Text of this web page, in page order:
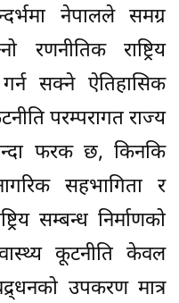
नेपालले समग्र
रणनीतिक राष्ट्रिय
सक्ने ऐतिहासिक
परम्परागत राज्य
फरक छ, किनकि
सहभागिता र
सम्बन्ध निर्माणको
कूटनीति केवल
उपकरण मात्र